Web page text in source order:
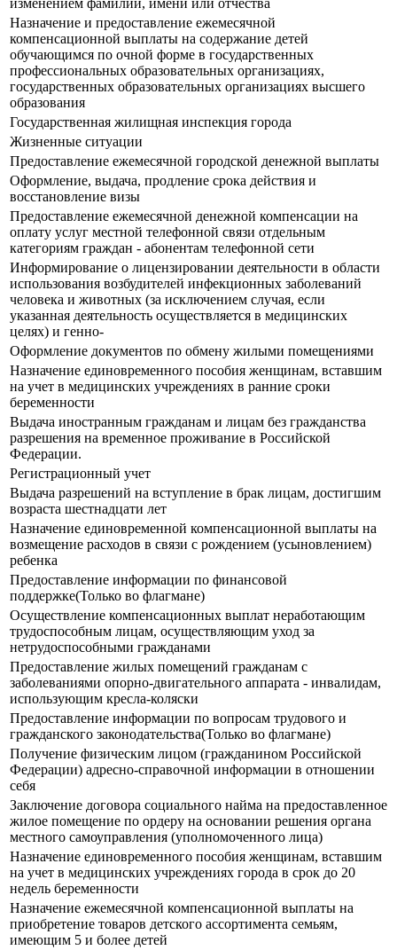
Назначение и предоставление ежемесячной
компенсационной выплаты на содержание детей
обучающимся по очной форме в государственных
профессиональных образовательных организациях,
государственных образовательных организациях высшего
образования
Государственная жилищная инспекция города
Жизненные ситуации
Предоставление ежемесячной городской денежной выплаты
Оформление, выдача, продление срока действия и
восстановление визы
Предоставление ежемесячной денежной компенсации на
оплату услуг местной телефонной связи отдельным
категориям граждан - абонентам телефонной сети
Информирование о лицензировании деятельности в области
использования возбудителей инфекционных заболеваний
человека и животных (за исключением случая, если
указанная деятельность осуществляется в медицинских
целях) и генно-
Оформление документов по обмену жилыми помещениями
Назначение единовременного пособия женщинам, вставшим
на учет в медицинских учреждениях в ранние сроки
беременности
Выдача иностранным гражданам и лицам без гражданства
разрешения на временное проживание в Российской
Федерации.
Регистрационный учет
Выдача разрешений на вступление в брак лицам, достигшим
возраста шестнадцати лет
Назначение единовременной компенсационной выплаты на
возмещение расходов в связи с рождением (усыновлением)
ребенка
Предоставление информации по финансовой
поддержке(Только во флагмане)
Осуществление компенсационных выплат неработающим
трудоспособным лицам, осуществляющим уход за
нетрудоспособными гражданами
Предоставление жилых помещений гражданам с
заболеваниями опорно-двигательного аппарата - инвалидам,
использующим кресла-коляски
Предоставление информации по вопросам трудового и
гражданского законодательства(Только во флагмане)
Получение физическим лицом (гражданином Российской
Федерации) адресно-справочной информации в отношении
себя
Заключение договора социального найма на предоставленное
жилое помещение по ордеру на основании решения органа
местного самоуправления (уполномоченного лица)
Назначение единовременного пособия женщинам, вставшим
на учет в медицинских учреждениях города в срок до 20
недель беременности
Назначение ежемесячной компенсационной выплаты на
приобретение товаров детского ассортимента семьям,
имеющим 5 и более детей